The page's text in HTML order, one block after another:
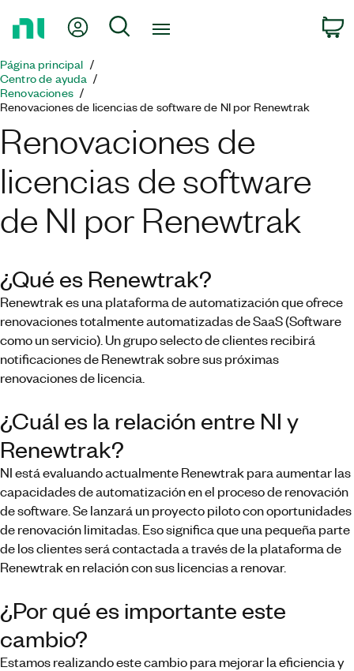
página
principal
Mi cuentaBúsqueda
Página principal
Centro de ayuda
Renovaciones
Renovaciones de licencias de software de NI por Renewtrak
Renovaciones de
licencias de software
de NI por Renewtrak
¿Qué es Renewtrak?
Renewtrak es una plataforma de automatización que ofrece
renovaciones totalmente automatizadas de SaaS (Software
como un servicio). Un grupo selecto de clientes recibirá
notificaciones de Renewtrak sobre sus próximas
renovaciones de licencia.
¿Cuál es la relación entre NI y
Renewtrak?
NI está evaluando actualmente Renewtrak para aumentar las
capacidades de automatización en el proceso de renovación
de software. Se lanzará un proyecto piloto con oportunidades
de renovación limitadas. Eso significa que una pequeña parte
de los clientes será contactada a través de la plataforma de
Renewtrak en relación con sus licencias a renovar.
¿Por qué es importante este
cambio?
Estamos realizando este cambio para mejorar la eficiencia y